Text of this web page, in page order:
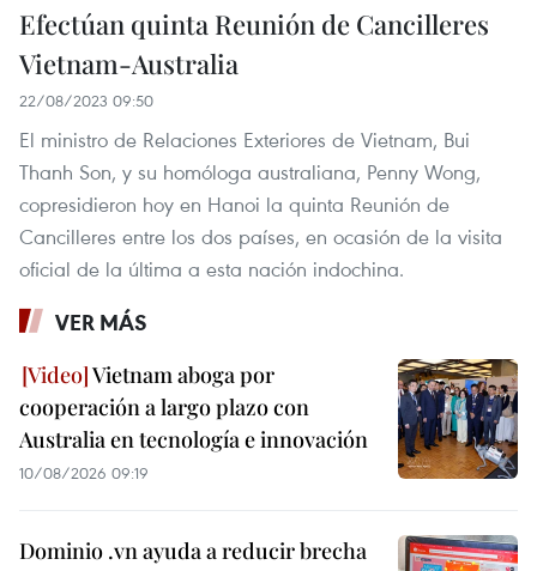
Efectúan quinta Reunión de Cancilleres
Vietnam-Australia
22/08/2023 09:50
El ministro de Relaciones Exteriores de Vietnam, Bui
Thanh Son, y su homóloga australiana, Penny Wong,
copresidieron hoy en Hanoi la quinta Reunión de
Cancilleres entre los dos países, en ocasión de la visita
oficial de la última a esta nación indochina.
VER MÁS
Vietnam aboga por
cooperación a largo plazo con
Australia en tecnología e innovación
10/08/2026 09:19
Dominio .vn ayuda a reducir brecha